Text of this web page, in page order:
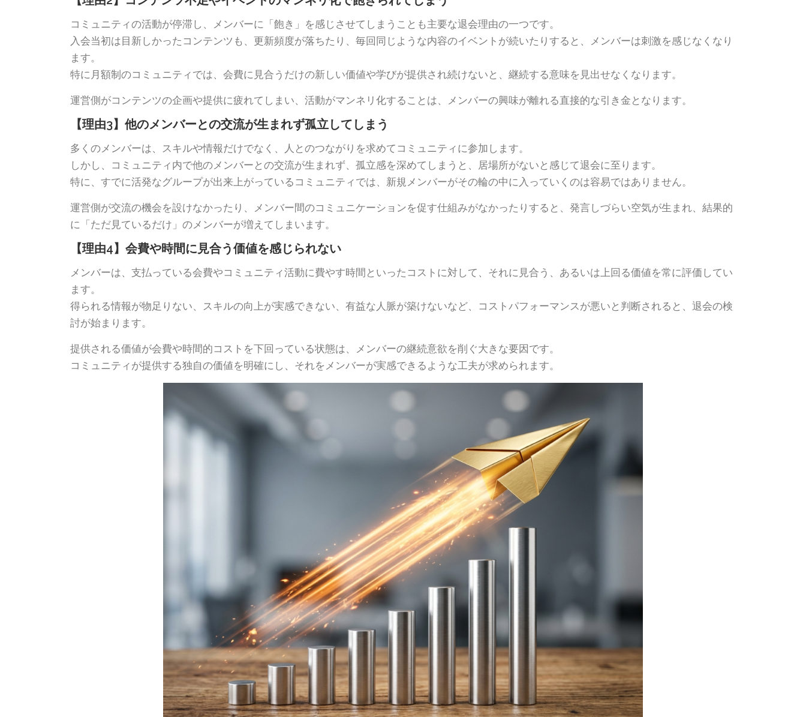
コミュニティの活動が停滞し、メンバーに「飽き」を感じさせてしまうことも主要な退会理由の一つです。
入会当初は目新しかったコンテンツも、更新頻度が落ちたり、毎回同じような内容のイベントが続いたりすると、メンバーは刺激を感じなくなり
ます。
特に月額制のコミュニティでは、会費に見合うだけの新しい価値や学びが提供され続けないと、継続する意味を見出せなくなります。
運営側がコンテンツの企画や提供に疲れてしまい、活動がマンネリ化することは、メンバーの興味が離れる直接的な引き金となります。
【理由3】他のメンバーとの交流が生まれず孤立してしまう
多くのメンバーは、スキルや情報だけでなく、人とのつながりを求めてコミュニティに参加します。
しかし、コミュニティ内で他のメンバーとの交流が生まれず、孤立感を深めてしまうと、居場所がないと感じて退会に至ります。
特に、すでに活発なグループが出来上がっているコミュニティでは、新規メンバーがその輪の中に入っていくのは容易ではありません。
運営側が交流の機会を設けなかったり、メンバー間のコミュニケーションを促す仕組みがなかったりすると、発言しづらい空気が生まれ、結果的
に「ただ見ているだけ」のメンバーが増えてしまいます。
【理由4】会費や時間に見合う価値を感じられない
メンバーは、支払っている会費やコミュニティ活動に費やす時間といったコストに対して、それに見合う、あるいは上回る価値を常に評価してい
ます。
得られる情報が物足りない、スキルの向上が実感できない、有益な人脈が築けないなど、コストパフォーマンスが悪いと判断されると、退会の検
討が始まります。
提供される価値が会費や時間的コストを下回っている状態は、メンバーの継続意欲を削ぐ大きな要因です。
コミュニティが提供する独自の価値を明確にし、それをメンバーが実感できるような工夫が求められます。